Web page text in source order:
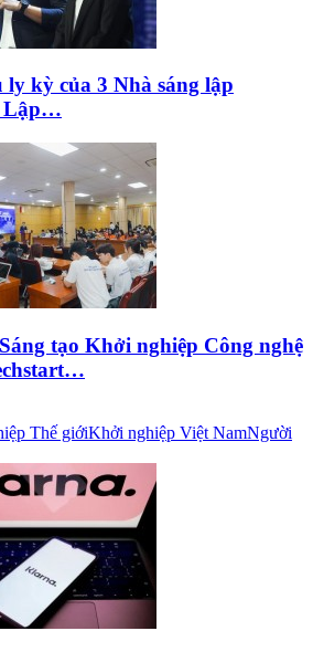
kỳ của 3 Nhà sáng lập
Lập…
tạo Khởi nghiệp Công nghệ
Thế giớiKhởi nghiệp Việt NamNgười